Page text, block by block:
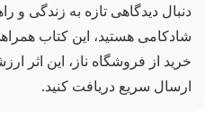
دنبال دیدگاهی تازه به زندگی و
شادکامی هستید، این کتاب
خرید از فروشگاه ناز، این اثر
ارسال سریع دریافت کنید.